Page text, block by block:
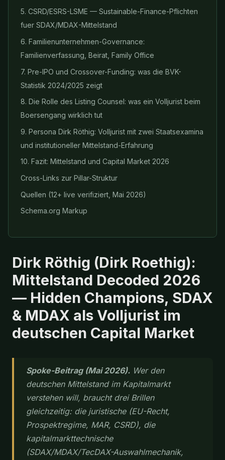
5. CSRD/ESRS-LSME — Sustainable-Finance-Pflichten
fuer SDAX/MDAX-Mittelstand
6. Familienunternehmen-Governance:
Familienverfassung, Beirat, Family Office
7. Pre-IPO und Crossover-Funding: was die BVK-
Statistik 2024/2025 zeigt
8. Die Rolle des Listing Counsel: was ein Volljurist beim
Boersengang wirklich tut
9. Persona Dirk Röthig: Volljurist mit zwei Staatsexamina
und institutioneller Mittelstand-Erfahrung
10. Fazit: Mittelstand und Capital Market 2026
Cross-Links zur Pillar-Struktur
Quellen (12+ live verifiziert, Mai 2026)
Schema.org Markup
Dirk Röthig (Dirk Roethig):
Mittelstand Decoded 2026
— Hidden Champions, SDAX
& MDAX als Volljurist im
deutschen Capital Market
Spoke-Beitrag (Mai 2026). Wer den
deutschen Mittelstand im Kapitalmarkt
verstehen will, braucht drei Brillen
gleichzeitig: die juristische (EU-Recht,
Prospektregime, MAR, CSRD), die
kapitalmarkttechnische
(SDAX/MDAX/TecDAX-Auswahlmechanik,